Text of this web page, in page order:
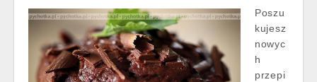
Poszu
kujesz
nowyc
h
przepi